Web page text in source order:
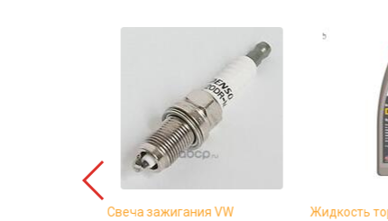
Свеча зажигания VW
Жидкость